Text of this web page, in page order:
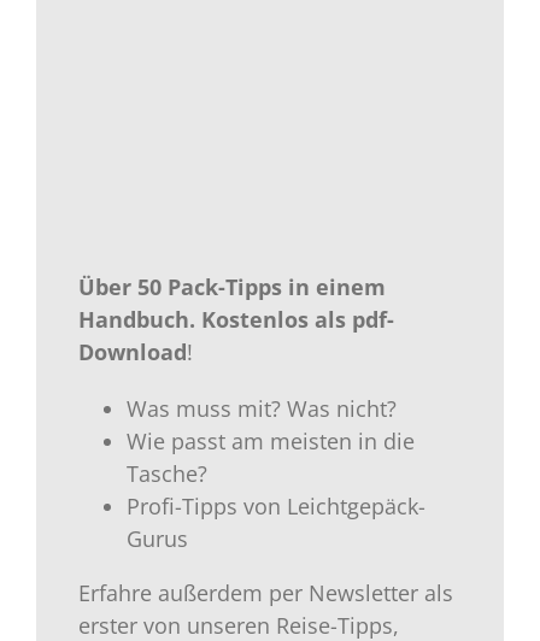
Über 50 Pack-Tipps in einem
Handbuch. Kostenlos als pdf-
Download!
Was muss mit? Was nicht?
Wie passt am meisten in die
Tasche?
Profi-Tipps von Leichtgepäck-
Gurus
Erfahre außerdem per Newsletter als
erster von unseren Reise-Tipps,